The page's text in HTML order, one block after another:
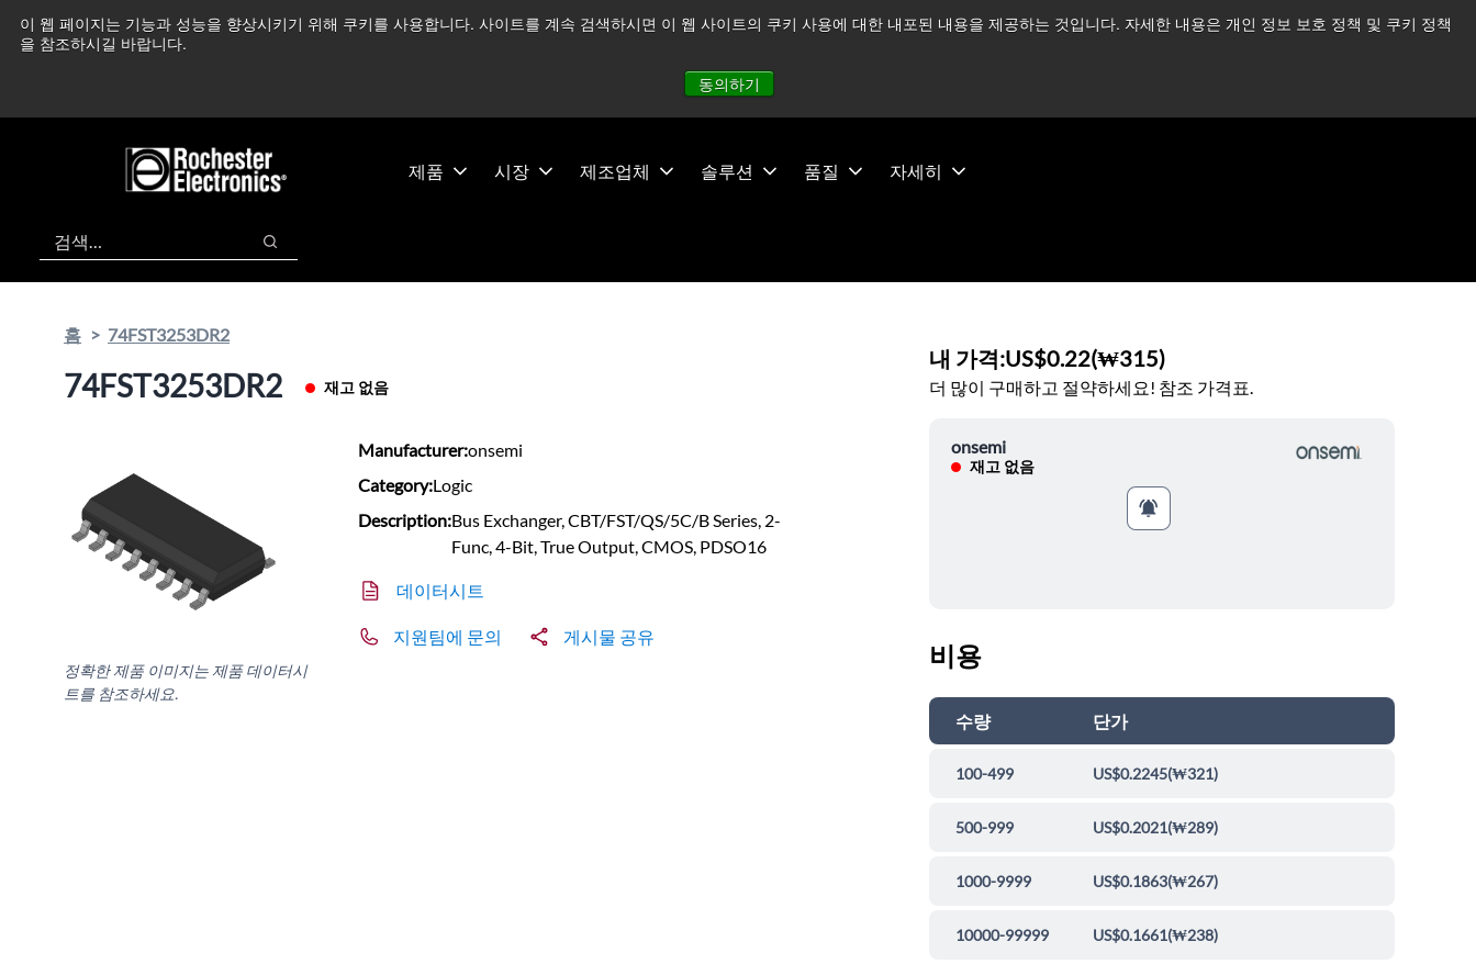
이 웹 페이지는 기능과 성능을 향상시키기 위해 쿠키를 사용합니다. 사이트를 계속 검색하시면 이 웹 사이트의 쿠키 사용에 대한 내포된 내용을 제공하는 것입니다. 자세한 내용은 개인 정보 보호 정책 및 쿠키 정책
을 참조하시길 바랍니다.
동의하기
츠
건
중동 지역 상황을 지속적으로 주시하고 있으며, 모든 서비스는 정상적으로 운영되고 있습니다. 더 읽어보기 →
제품 시장 제조업체 솔루션 품질 자세히
검색
검색
홈 74FST3253DR2
74FST3253DR2 재고 없음
정확한 제품 이미지는 제품 데이터시
트를 참조하세요.
Manufacturer:onsemi
Category:Logic
Description:Bus Exchanger, CBT/FST/QS/5C/B Series, 2-
Func, 4-Bit, True Output, CMOS, PDSO16
데이터시트
지원팀에 문의 게시물 공유
내 가격:US$0.22(₩315)
더 많이 구매하고 절약하세요! 참조 가격표.
onsemi
재고 없음
비용
수량 단가
100-499 US$0.2245(₩321)
500-999 US$0.2021(₩289)
1000-9999 US$0.1863(₩267)
10000-99999 US$0.1661(₩238)